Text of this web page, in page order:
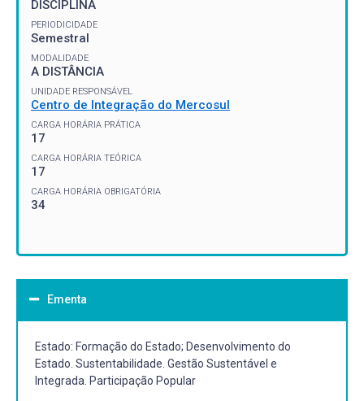
DISCIPLINA
PERIODICIDADE
Semestral
MODALIDADE
A DISTÂNCIA
UNIDADE RESPONSÁVEL
Centro de Integração do Mercosul
CARGA HORÁRIA PRÁTICA
17
CARGA HORÁRIA TEÓRICA
17
CARGA HORÁRIA OBRIGATÓRIA
34
Ementa
Estado: Formação do Estado; Desenvolvimento do
Estado. Sustentabilidade. Gestão Sustentável e
Integrada. Participação Popular